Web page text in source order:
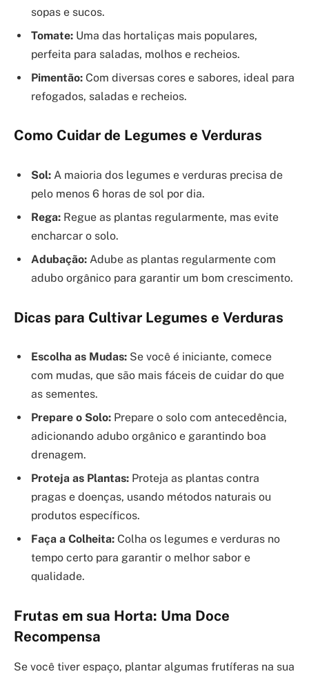
sopas e sucos.
Tomate: Uma das hortaliças mais populares,
perfeita para saladas, molhos e recheios.
Pimentão: Com diversas cores e sabores, ideal para
refogados, saladas e recheios.
Como Cuidar de Legumes e Verduras
Sol: A maioria dos legumes e verduras precisa de
pelo menos 6 horas de sol por dia.
Rega: Regue as plantas regularmente, mas evite
encharcar o solo.
Adubação: Adube as plantas regularmente com
adubo orgânico para garantir um bom crescimento.
Dicas para Cultivar Legumes e Verduras
Escolha as Mudas: Se você é iniciante, comece
com mudas, que são mais fáceis de cuidar do que
as sementes.
Prepare o Solo: Prepare o solo com antecedência,
adicionando adubo orgânico e garantindo boa
drenagem.
Proteja as Plantas: Proteja as plantas contra
pragas e doenças, usando métodos naturais ou
produtos específicos.
Faça a Colheita: Colha os legumes e verduras no
tempo certo para garantir o melhor sabor e
qualidade.
Frutas em sua Horta: Uma Doce
Recompensa
Se você tiver espaço, plantar algumas frutíferas na sua